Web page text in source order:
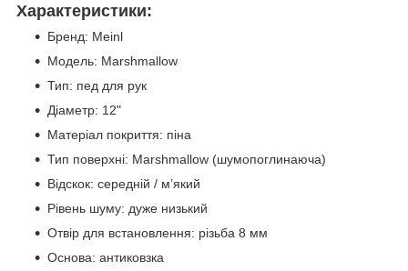
Характеристики:
Бренд: Meinl
Модель: Marshmallow
Тип: пед для рук
Діаметр: 12"
Матеріал покриття: піна
Тип поверхні: Marshmallow (шумопоглинаюча)
Відскок: середній / м’який
Рівень шуму: дуже низький
Отвір для встановлення: різьба 8 мм
Основа: антиковзка